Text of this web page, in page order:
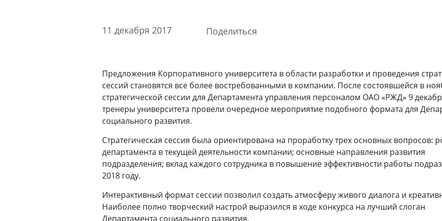
31 марта 2026
университетом РЖД
3 августа 2026
11 декабря 2017 Поделиться
Предложения Корпоративного университета в области разработки и проведения
сессий становятся все более востребованными в компании. После состоявшейся в
стратегической сессии для Департамента управления персоналом ОАО «РЖД» 9
тренеры университета провели очередное мероприятие подобного формата для
социального развития.
Стратегическая сессия была ориентирована на проработку трех основных вопросов:
департамента в текущей деятельности компании; основные направления развития
подразделения; вклад каждого сотрудника в повышение эффективности работы
2018 году.
Интерактивный формат сессии позволил создать атмосферу живого диалога и
Наиболее полно творческий настрой выразился в ходе конкурса на лучший слоган
Департамента социального развития.